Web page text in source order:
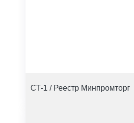
СТ-1 / Реестр Минпромторг